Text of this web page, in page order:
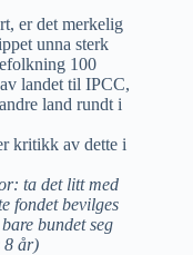
er det merkelig
unna sterk
100
landet til IPCC,
land rundt i
kritikk av dette i
ta det litt med
fondet bevilges
bundet seg
8 år)